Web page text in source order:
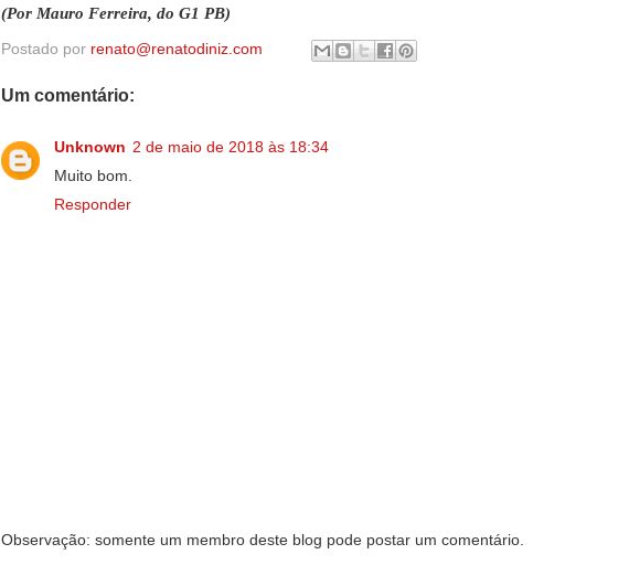
(Por Mauro Ferreira, do G1 PB)
Postado por renato@renatodiniz.com
Um comentário:
Unknown 2 de maio de 2018 às 18:34
Muito bom.
Responder
Observação: somente um membro deste blog pode postar um comentário.